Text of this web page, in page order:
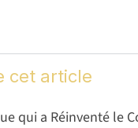
cet article
qui a Réinventé le